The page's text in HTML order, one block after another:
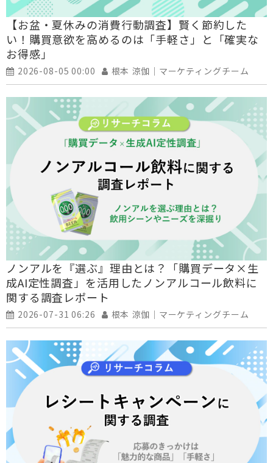
【お盆・夏休みの消費行動調査】賢く節約した
い！購買意欲を高めるのは「手軽さ」と「確実な
お得感」
2026-08-05 00:00 根本 涼伽｜マーケティングチーム
ノンアルを『選ぶ』理由とは？「購買データ×生
成AI定性調査」を活用したノンアルコール飲料に
関する調査レポート
2026-07-31 06:26 根本 涼伽｜マーケティングチーム